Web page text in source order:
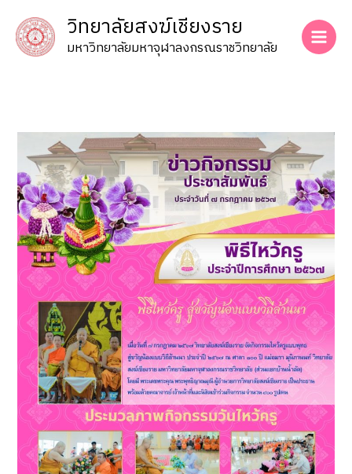
content
วิทยาลัยสงฆ์เชียงราย
มหาวิทยาลัยมหาจุฬาลงกรณราชวิทยาลัย